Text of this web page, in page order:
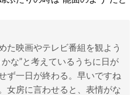
た映画やテレビ番組を観よう
な”と考えているうちに日が
ず一日が終わる。早いですね
女房に言わせると、表情がな